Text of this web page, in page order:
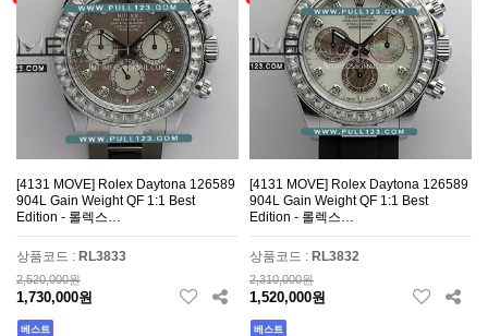
[4131 MOVE] Rolex Daytona 126589
904L Gain Weight QF 1:1 Best
Edition - 롤렉스…
상품코드 : RL3833
2,520,000원
1,730,000원
베스트
[4131 MOVE] Rolex Daytona 126589
904L Gain Weight QF 1:1 Best
Edition - 롤렉스…
상품코드 : RL3832
2,310,000원
1,520,000원
베스트